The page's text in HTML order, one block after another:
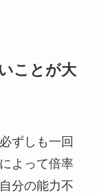
ことが大
ずしも一回
よって倍率
分の能力不